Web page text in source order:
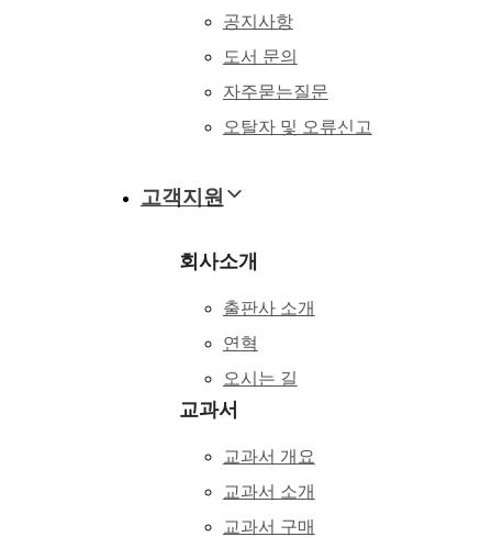
공지사항
도서 문의
자주묻는질문
오탈자 및 오류신고
고객지원
회사소개
출판사 소개
연혁
오시는 길
교과서
교과서 개요
교과서 소개
교과서 구매